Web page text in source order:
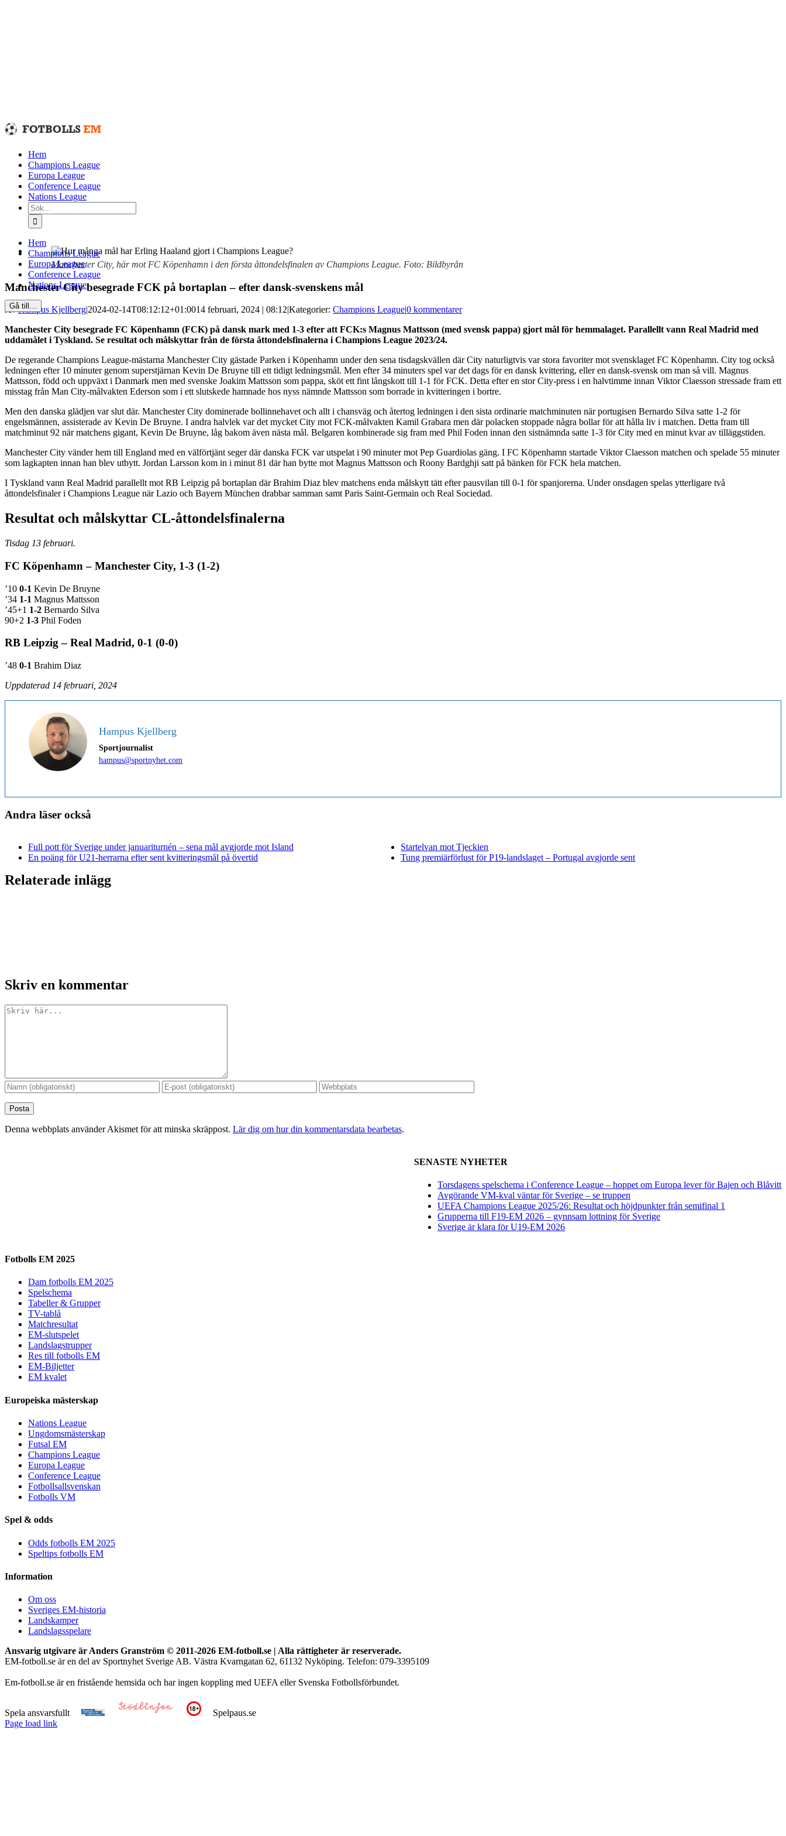
Hem
Champions League
Europa League
Conference League
Nations League
Sök
efter:
Hem
Champions League
Europa League
Conference League
Nations League
Gå till…
Manchester City, här mot FC Köpenhamn i den första åttondelsfinalen av Champions League. Foto: Bildbyrån
Manchester City besegrade FCK på bortaplan – efter dansk-svenskens mål
AvHampus Kjellberg|2024-02-14T08:12:12+01:0014 februari, 2024 | 08:12|Kategorier: Champions League|0 kommentarer
Manchester City besegrade FC Köpenhamn (FCK) på dansk mark med 1-3 efter att FCK:s Magnus Mattsson (med svensk pappa) gjort mål för hemmalaget. Parallellt vann Real Madrid med
uddamålet i Tyskland. Se resultat och målskyttar från de första åttondelsfinalerna i Champions League 2023/24.
De regerande Champions League-mästarna Manchester City gästade Parken i Köpenhamn under den sena tisdagskvällen där City naturligtvis var stora favoriter mot svensklaget FC Köpenhamn. City tog också
ledningen efter 10 minuter genom superstjärnan Kevin De Bruyne till ett tidigt ledningsmål. Men efter 34 minuters spel var det dags för en dansk kvittering, eller en dansk-svensk om man så vill. Magnus
Mattsson, född och uppväxt i Danmark men med svenske Joakim Mattsson som pappa, sköt ett fint långskott till 1-1 för FCK. Detta efter en stor City-press i en halvtimme innan Viktor Claesson stressade fram ett
misstag från Man City-målvakten Ederson som i ett slutskede hamnade hos nyss nämnde Mattsson som borrade in kvitteringen i bortre.
Men den danska glädjen var slut där. Manchester City dominerade bollinnehavet och allt i chansväg och återtog ledningen i den sista ordinarie matchminuten när portugisen Bernardo Silva satte 1-2 för
engelsmännen, assisterade av Kevin De Bruyne. I andra halvlek var det mycket City mot FCK-målvakten Kamil Grabara men där polacken stoppade några bollar för att hålla liv i matchen. Detta fram till
matchminut 92 när matchens gigant, Kevin De Bruyne, låg bakom även nästa mål. Belgaren kombinerade sig fram med Phil Foden innan den sistnämnda satte 1-3 för City med en minut kvar av tilläggstiden.
Manchester City vänder hem till England med en välförtjänt seger där danska FCK var utspelat i 90 minuter mot Pep Guardiolas gäng. I FC Köpenhamn startade Viktor Claesson matchen och spelade 55 minuter
som lagkapten innan han blev utbytt. Jordan Larsson kom in i minut 81 där han bytte mot Magnus Mattsson och Roony Bardghji satt på bänken för FCK hela matchen.
I Tyskland vann Real Madrid parallellt mot RB Leipzig på bortaplan där Brahim Diaz blev matchens enda målskytt tätt efter pausvilan till 0-1 för spanjorerna. Under onsdagen spelas ytterligare två
åttondelsfinaler i Champions League när Lazio och Bayern München drabbar samman samt Paris Saint-Germain och Real Sociedad.
Resultat och målskyttar CL-åttondelsfinalerna
Tisdag 13 februari.
FC Köpenhamn – Manchester City, 1-3 (1-2)
’10 0-1 Kevin De Bruyne
’34 1-1 Magnus Mattsson
’45+1 1-2 Bernardo Silva
90+2 1-3 Phil Foden
RB Leipzig – Real Madrid, 0-1 (0-0)
’48 0-1 Brahim Diaz
Uppdaterad 14 februari, 2024
Hampus Kjellberg
Sportjournalist
hampus@sportnyhet.com
Andra läser också
Full pott för Sverige under januariturnén – sena mål avgjorde mot Island
En poäng för U21-herrarna efter sent kvitteringsmål på övertid
Startelvan mot Tjeckien
Tung premiärförlust för P19-landslaget – Portugal avgjorde sent
Relaterade inlägg
Skriv en kommentar
Kommentar
Denna webbplats använder Akismet för att minska skräppost. Lär dig om hur din kommentarsdata bearbetas.
SENASTE NYHETER
Torsdagens spelschema i Conference League – hoppet om Europa lever för Bajen och Blåvitt
Avgörande VM-kval väntar för Sverige – se truppen
UEFA Champions League 2025/26: Resultat och höjdpunkter från semifinal 1
Grupperna till F19-EM 2026 – gynnsam lottning för Sverige
Sverige är klara för U19-EM 2026
Fotbolls EM 2025
Dam fotbolls EM 2025
Spelschema
Tabeller & Grupper
TV-tablå
Matchresultat
EM-slutspelet
Landslagstrupper
Res till fotbolls EM
EM-Biljetter
EM kvalet
Europeiska mästerskap
Nations League
Ungdomsmästerskap
Futsal EM
Champions League
Europa League
Conference League
Fotbollsallsvenskan
Fotbolls VM
Spel & odds
Odds fotbolls EM 2025
Speltips fotbolls EM
Information
Om oss
Sveriges EM-historia
Landskamper
Landslagsspelare
Ansvarig utgivare är Anders Granström © 2011-2026 EM-fotboll.se | Alla rättigheter är reserverade.
EM-fotboll.se är en del av Sportnyhet Sverige AB. Västra Kvarngatan 62, 61132 Nyköping. Telefon: 079-3395109
Em-fotboll.se är en fristående hemsida och har ingen koppling med UEFA eller Svenska Fotbollsförbundet.
Spela ansvarsfullt
Spelpaus.se
Page load link